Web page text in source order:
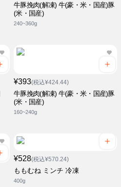
牛豚挽肉(解凍) 牛(豪・米・国産)豚
(米・国産)
240~360g
¥393(税込¥424.44)
牛豚挽肉(解凍) 牛(豪・米・国産)豚
(米・国産)
160~240g
¥528(税込¥570.24)
ももむね ミンチ 冷凍
400g